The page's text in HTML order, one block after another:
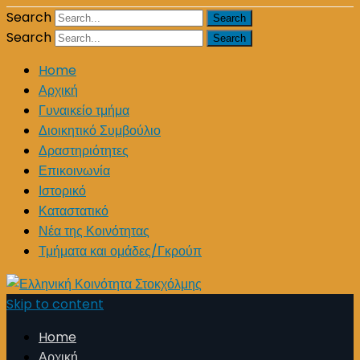
Search
Search
Home
Αρχική
Γυναικείο τμήμα
Διοικητικό Συμβούλιο
Δραστηριότητες
Επικοινωνία
Ιστορικό
Καταστατικό
Νέα της Κοινότητας
Τμήματα και ομάδες/Γκρούπ
Skip to content
Home